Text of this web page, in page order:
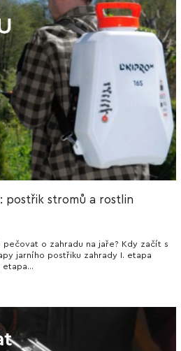
postřik stromů a rostlin
pečovat o zahradu na jaře? Kdy začít s
jarního postřiku zahrady I. etapa